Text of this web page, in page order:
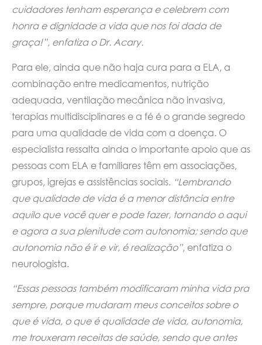
cuidadores tenham esperança e celebrem com
honra e dignidade a vida que nos foi dada de
graça!”, enfatiza o Dr. Acary.
Para ele, ainda que não haja cura para a ELA, a
combinação entre medicamentos, nutrição
adequada, ventilação mecânica não invasiva,
terapias multidisciplinares e a fé é o grande segredo
para uma qualidade de vida com a doença. O
especialista ressalta ainda o importante apoio que as
pessoas com ELA e familiares têm em associações,
grupos, igrejas e assistências sociais. “Lembrando
que qualidade de vida é a menor distância entre
aquilo que você quer e pode fazer, tornando o aqui
e agora a sua plenitude com autonomia; sendo que
autonomia não é ir e vir, é realização”, enfatiza o
neurologista.
“Essas pessoas também modificaram minha vida pra
sempre, porque mudaram meus conceitos sobre o
que é vida, o que é qualidade de vida, autonomia,
me trouxeram receitas de saúde, sendo que antes